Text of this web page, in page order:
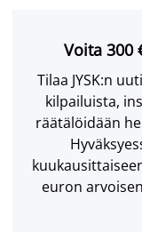
Voita 300
Tilaa JYSK:n
kilpailuista,
räätälöidään
euron